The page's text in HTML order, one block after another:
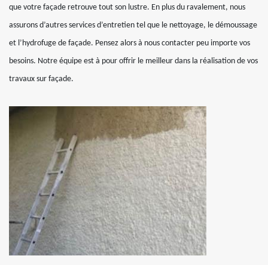
que votre façade retrouve tout son lustre. En plus du ravalement, nous
assurons d’autres services d’entretien tel que le nettoyage, le démoussage
et l’hydrofuge de façade. Pensez alors à nous contacter peu importe vos
besoins. Notre équipe est à pour offrir le meilleur dans la réalisation de vos
travaux sur façade.